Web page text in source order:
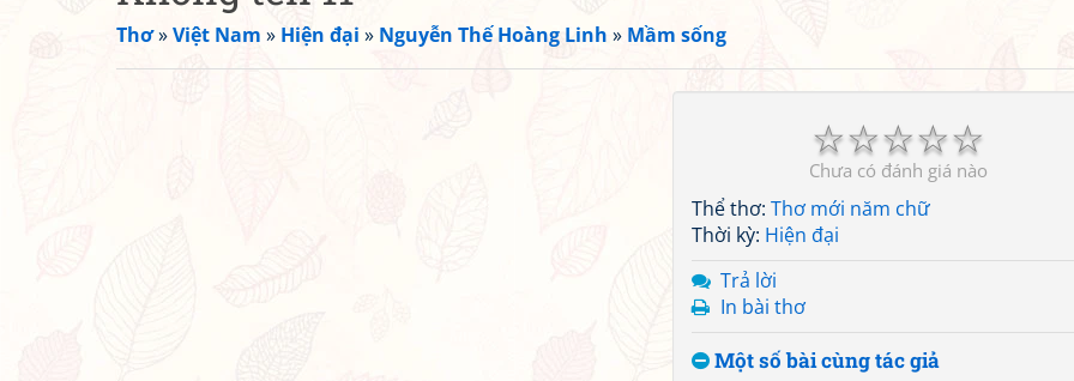
Thơ»Việt Nam » Hiện đại » Nguyễn Thế Hoàng Linh » Mầm sống
☆
☆
☆
☆
☆
Chưa có đánh giá nào
Thể thơ: Thơ mới năm chữ
Thời kỳ: Hiện đại
Trả lời
In bài thơ
Một số bài cùng tác giả